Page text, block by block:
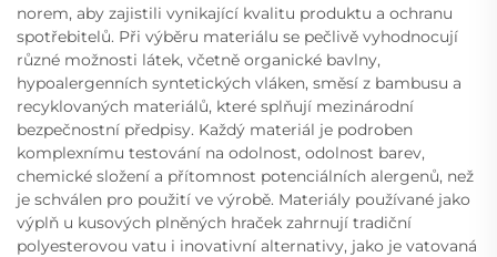
norem, aby zajistili vynikající kvalitu produktu a ochranu
spotřebitelů. Při výběru materiálu se pečlivě vyhodnocují
různé možnosti látek, včetně organické bavlny,
hypoalergenních syntetických vláken, směsí z bambusu a
recyklovaných materiálů, které splňují mezinárodní
bezpečnostní předpisy. Každý materiál je podroben
komplexnímu testování na odolnost, odolnost barev,
chemické složení a přítomnost potenciálních alergenů, než
je schválen pro použití ve výrobě. Materiály používané jako
výplň u kusových plněných hraček zahrnují tradiční
polyesterovou vatu i inovativní alternativy, jako je vatovaná